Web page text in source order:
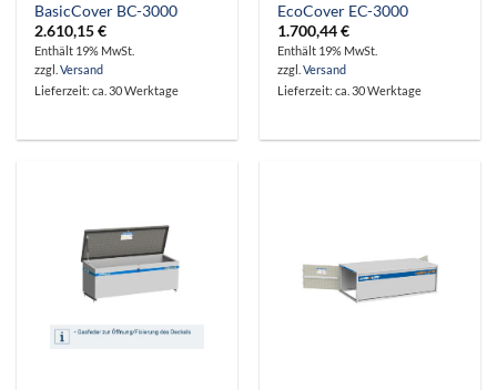
BasicCover BC-3000
2.610,15€
Enthält 19% MwSt.
zzgl.Versand
Lieferzeit: ca. 30 Werktage
EcoCover EC-3000
1.700,44€
Enthält 19% MwSt.
zzgl.Versand
Lieferzeit: ca. 30 Werktage